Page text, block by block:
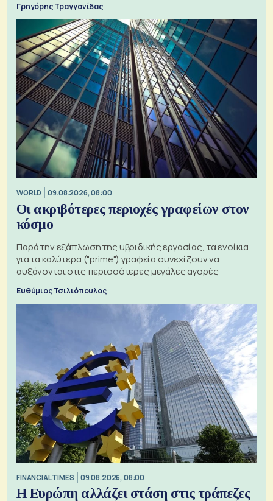
Γρηγόρης Τραγγανίδας
WORLD 09.08.2026, 08:00
Οι ακριβότερες περιοχές γραφείων στον
κόσμο
Παρά την εξάπλωση της υβριδικής εργασίας, τα ενοίκια
για τα καλύτερα ("prime") γραφεία συνεχίζουν να
αυξάνονται στις περισσότερες μεγάλες αγορές
Ευθύμιος Τσιλιόπουλος
FINANCIAL TIMES 09.08.2026, 08:00
Η Ευρώπη αλλάζει στάση στις τράπεζες